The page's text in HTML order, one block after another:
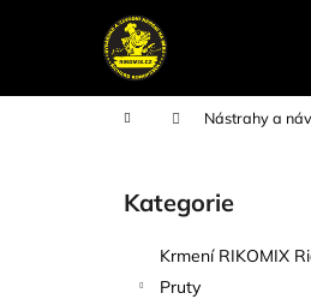
Domů Nástrahy a
Přeskočit
kategorie
Kategorie
Krmení RIKOMIX
Pruty
í
Zpět
do
Zpět
do